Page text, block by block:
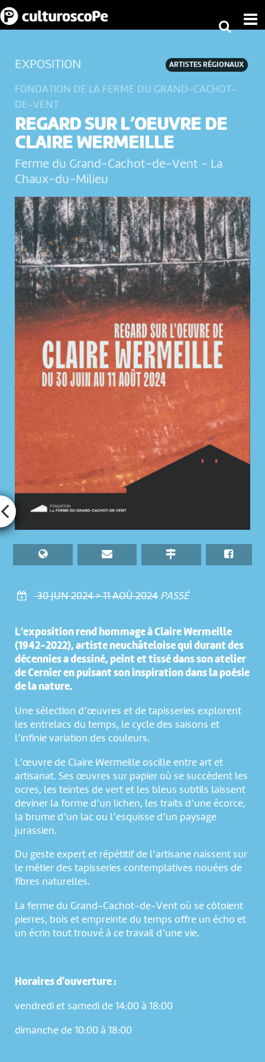
NOUS UTILISONS DES COOKIES
En poursuivant votre navigation sur le culturoscoPe site vous
30 JUN 2024 > 11 AOÛ 2024 PASSÉ
ARTISTES RÉGIONAUX
EXPOSITION
FONDATION DE LA FERME DU GRAND-CACHOT-
DE-VENT
REGARD SUR L’OEUVRE DE
CLAIRE WERMEILLE
Ferme du Grand-Cachot-de-Vent - La
Chaux-du-Milieu
L’exposition rend hommage à Claire Wermeille
(1942-2022), artiste neuchâteloise qui durant des
décennies a dessiné, peint et tissé dans son atelier
de Cernier en puisant son inspiration dans la poésie
de la nature.
Une sélection d’œuvres et de tapisseries explorent
les entrelacs du temps, le cycle des saisons et
l’infinie variation des couleurs.
L’œuvre de Claire Wermeille oscille entre art et
artisanat. Ses œuvres sur papier où se succèdent les
ocres, les teintes de vert et les bleus subtils laissent
deviner la forme d’un lichen, les traits d’une écorce,
la brume d’un lac ou l’esquisse d’un paysage
jurassien.
Du geste expert et répétitif de l’artisane naissent sur
le métier des tapisseries contemplatives nouées de
fibres naturelles.
La ferme du Grand-Cachot-de-Vent où se côtoient
pierres, bois et empreinte du temps offre un écho et
un écrin tout trouvé à ce travail d’une vie.
Horaires d'ouverture :
vendredi et samedi de 14:00 à 18:00
dimanche de 10:00 à 18:00